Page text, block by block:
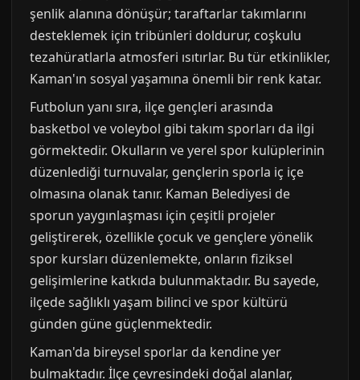
şenlik alanına dönüşür; taraftarlar takımlarını
desteklemek için tribünleri doldurur, coşkulu
tezahüratlarla atmosferi ısıtırlar. Bu tür etkinlikler,
Kaman'ın sosyal yaşamına önemli bir renk katar.
Futbolun yanı sıra, ilçe gençleri arasında
basketbol ve voleybol gibi takım sporları da ilgi
görmektedir. Okulların ve yerel spor kulüplerinin
düzenlediği turnuvalar, gençlerin sporla iç içe
olmasına olanak tanır. Kaman Belediyesi de
sporun yaygınlaşması için çeşitli projeler
geliştirerek, özellikle çocuk ve gençlere yönelik
spor kursları düzenlemekte, onların fiziksel
gelişimlerine katkıda bulunmaktadır. Bu sayede,
ilçede sağlıklı yaşam bilinci ve spor kültürü
günden güne güçlenmektedir.
Kaman'da bireysel sporlar da kendine yer
bulmaktadır. İlçe çevresindeki doğal alanlar,